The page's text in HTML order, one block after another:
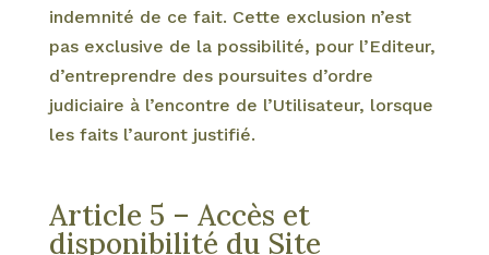
indemnité de ce fait. Cette exclusion n’est
pas exclusive de la possibilité, pour l’Editeur,
d’entreprendre des poursuites d’ordre
judiciaire à l’encontre de l’Utilisateur, lorsque
les faits l’auront justifié.
Article 5 – Accès et
disponibilité du Site